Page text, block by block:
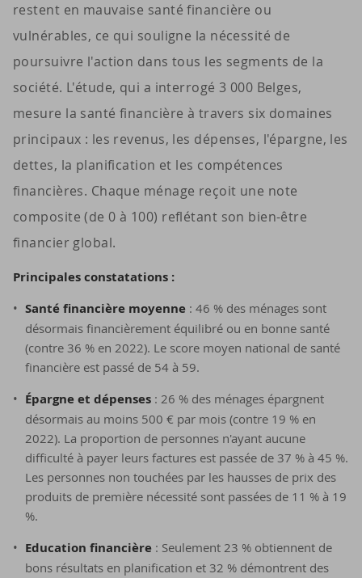
restent en mauvaise santé financière ou
vulnérables, ce qui souligne la nécessité de
poursuivre l'action dans tous les segments de la
société. L'étude, qui a interrogé 3 000 Belges,
mesure la santé financière à travers six domaines
principaux : les revenus, les dépenses, l'épargne, les
dettes, la planification et les compétences
financières. Chaque ménage reçoit une note
composite (de 0 à 100) reflétant son bien-être
financier global.
Prin­ci­pales consta­ta­tions :
Santé financière moyenne : 46 % des ménages sont
désormais financièrement équilibré ou en bonne santé
(contre 36 % en 2022). Le score moyen national de santé
financière est passé de 54 à 59.
Épargne et dépenses : 26 % des ménages épargnent
désormais au moins 500 € par mois (contre 19 % en
2022). La proportion de personnes n'ayant aucune
difficulté à payer leurs factures est passée de 37 % à 45 %.
Les personnes non touchées par les hausses de prix des
produits de première nécessité sont passées de 11 % à 19
%.
Education financière : Seulement 23 % obtiennent de
bons résultats en planification et 32 % démontrent des